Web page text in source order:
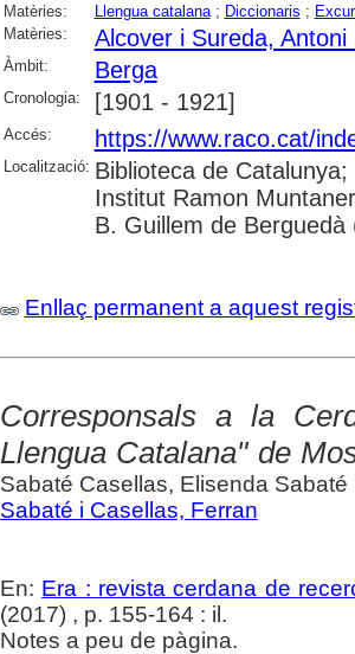
Matèries: Llengua catalana; Diccionaris ;
Matèries:
Alcover i Sureda, Antoni
Àmbit: Berga
Cronologia: [1901 - 1921]
Accés: https://www.raco.cat/
Localització: Biblioteca de
Institut Ramon
B. Guillem de Berguedà
Enllaç permanent a aquest
Corresponsals a la
Llengua Catalana" de
Sabaté Casellas, Elisenda Sabaté
Sabaté i Casellas, Ferran
En: Era : revista cerdana de
(2017) , p. 155-164 : il.
Notes a peu de pàgina.